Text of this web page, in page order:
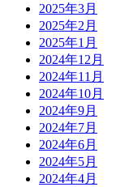
2025年3月
2025年2月
2025年1月
2024年12月
2024年11月
2024年10月
2024年9月
2024年7月
2024年6月
2024年5月
2024年4月